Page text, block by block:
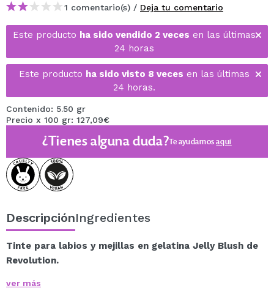
1 comentario(s) / Deja tu comentario
Este producto ha sido vendido 2 veces en las últimas
24 horas
Este producto ha sido visto 8 veces en las últimas
24 horas.
Contenido: 5.50 gr
Precio x 100 gr: 127,09€
¿Tienes alguna duda?Te ayudamosaquí
DescripciónIngredientes
Tinte para labios y mejillas en gelatina Jelly Blush de
Revolution.
de Revolution, una fórmula gelatinosa que proporciona
ver más